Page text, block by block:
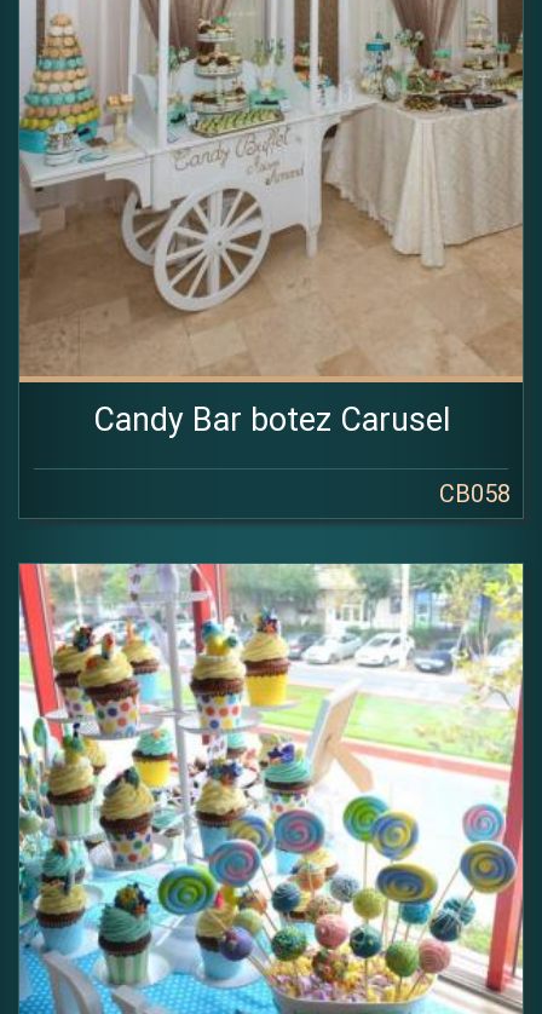
Candy Bar botez Carusel
CB058